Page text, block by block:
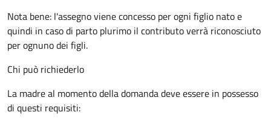
Nota bene: l'assegno viene concesso per ogni figlio nato e
quindi in caso di parto plurimo il contributo verrà riconosciuto
per ognuno dei figli.
Chi può richiederlo
La madre al momento della domanda deve essere in possesso
di questi requisiti: